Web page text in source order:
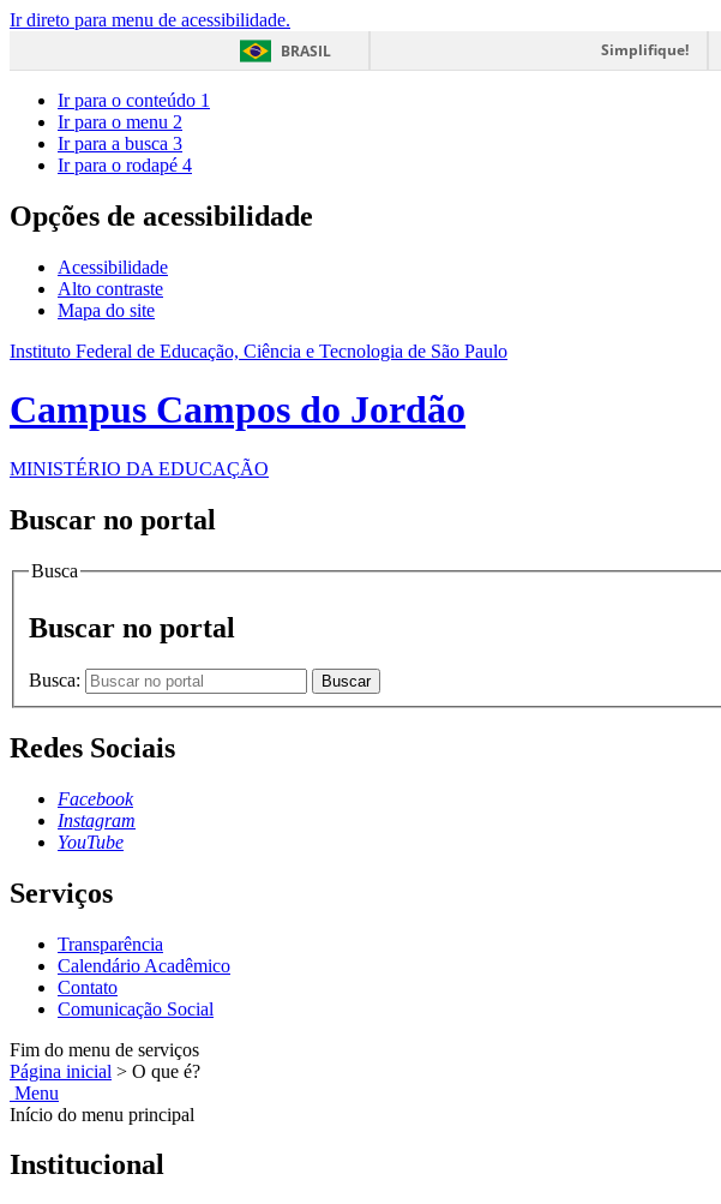
Ir direto para menu de acessibilidade.
BRASIL
Simplifique!
Ir para o conteúdo 1
Ir para o menu 2
Ir para a busca 3
Ir para o rodapé 4
Opções de acessibilidade
Acessibilidade
Alto contraste
Mapa do site
Instituto Federal de Educação, Ciência e Tecnologia de São Paulo
Campus Campos do Jordão
MINISTÉRIO DA EDUCAÇÃO
Buscar no portal
Busca
Buscar no portal
Busca: Buscar
Redes Sociais
Facebook
Instagram
YouTube
Serviços
Transparência
Calendário Acadêmico
Contato
Comunicação Social
Fim do menu de serviços
Página inicial > O que é?
Menu
Início do menu principal
Institucional